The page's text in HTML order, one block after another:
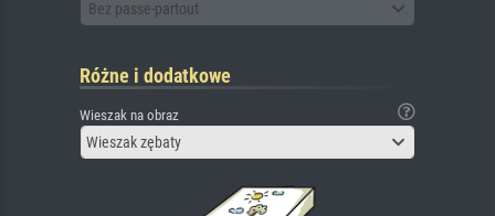
Bez passe-partout
Różne i dodatkowe
Wieszak na obraz
Wieszak zębaty